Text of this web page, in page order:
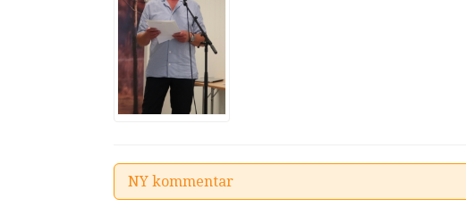
NY kommentar